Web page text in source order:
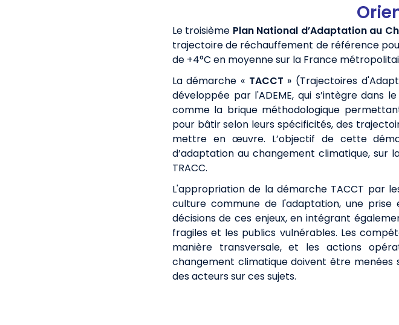
Le troisième Plan National d’Adaptation au
trajectoire de réchauffement de référence
de +4°C en moyenne sur la France
La démarche « TACCT » (Trajectoires
développée par l'ADEME, qui s’intègre dans
comme la brique méthodologique
pour bâtir selon leurs spécificités, des
mettre en œuvre. L’objectif de cette
d’adaptation au changement climatique, sur
TRACC.
L'appropriation de la démarche TACCT par
culture commune de l'adaptation, une
décisions de ces enjeux, en intégrant
fragiles et les publics vulnérables. Les
manière transversale, et les actions
changement climatique doivent être
des acteurs sur ces sujets.